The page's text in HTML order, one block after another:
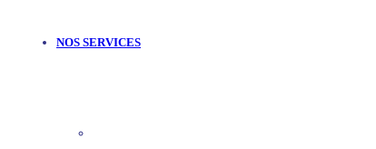
NOS SERVICES